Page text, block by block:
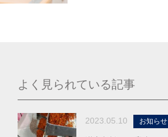
よく見られている記事
2023.05.10 お知らせ